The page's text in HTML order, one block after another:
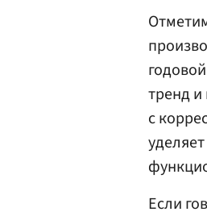
тренд
с
Если